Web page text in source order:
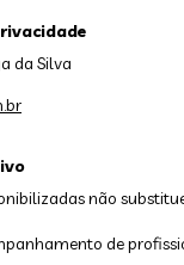
não
de
da Silva